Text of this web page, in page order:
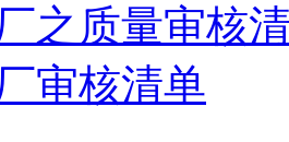
之质量审核
审核清单